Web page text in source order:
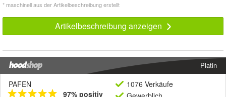
* maschinell aus der Artikelbeschreibung erstellt
Artikelbeschreibung anzeigen
Platin
PAFEN
97% positiv
1076 Verkäufe